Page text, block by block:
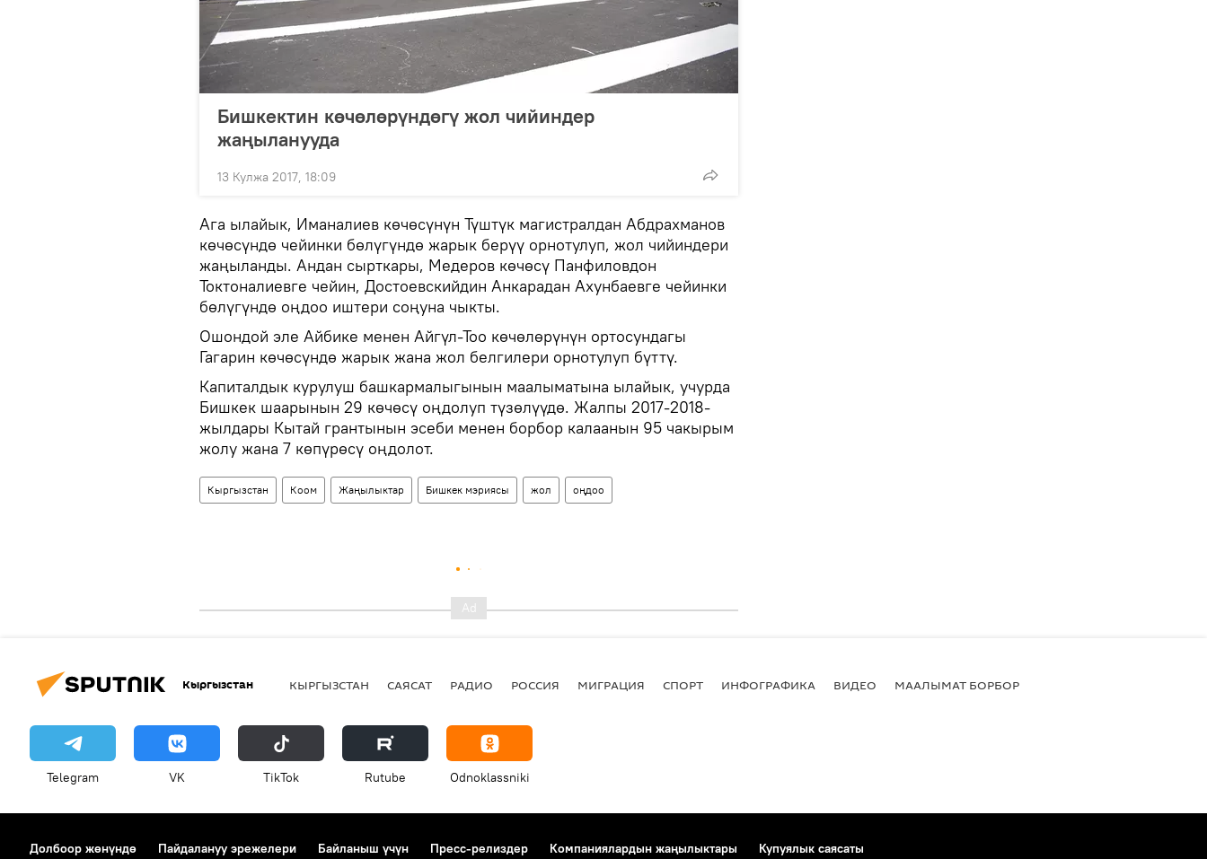
Бишкектин көчөлөрүндөгү жол чийиндер
жаңыланууда
13 Кулжа 2017, 18:09
Ага ылайык, Иманалиев көчөсүнүн Түштүк магистралдан Абдрахманов
көчөсүндө чейинки бөлүгүндө жарык берүү орнотулуп, жол чийиндери
жаңыланды. Андан сырткары, Медеров көчөсү Панфиловдон
Токтоналиевге чейин, Достоевскийдин Анкарадан Ахунбаевге чейинки
бөлүгүндө оңдоо иштери соңуна чыкты.
Ошондой эле Айбике менен Айгүл-Тоо көчөлөрүнүн ортосундагы
Гагарин көчөсүндө жарык жана жол белгилери орнотулуп бүттү.
Капиталдык курулуш башкармалыгынын маалыматына ылайык, учурда
Бишкек шаарынын 29 көчөсү оңдолуп түзөлүүдө. Жалпы 2017-2018-
жылдары Кытай грантынын эсеби менен борбор калаанын 95 чакырым
жолу жана 7 көпүрөсү оңдолот.
Кыргызстан Коом Жаңылыктар Бишкек мэриясы жол оңдоо
Кыргызстан КЫРГЫЗСТАН САЯСАТ РАДИО РОССИЯ МИГРАЦИЯ СПОРТ ИНФОГРАФИКА ВИДЕО МААЛЫМАТ БОРБОР
Telegram VK ТikТоk Rutube Odnoklassniki
Долбоор жөнүндө Пайдалануу эрежелери Байланыш үчүн Пресс-релиздер Компаниялардын жаңылыктары Купуялык саясаты